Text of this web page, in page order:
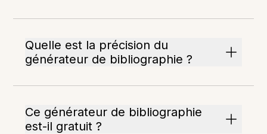
Quelle est la précision du
générateur de bibliographie ?
Ce générateur de bibliographie
est-il gratuit ?